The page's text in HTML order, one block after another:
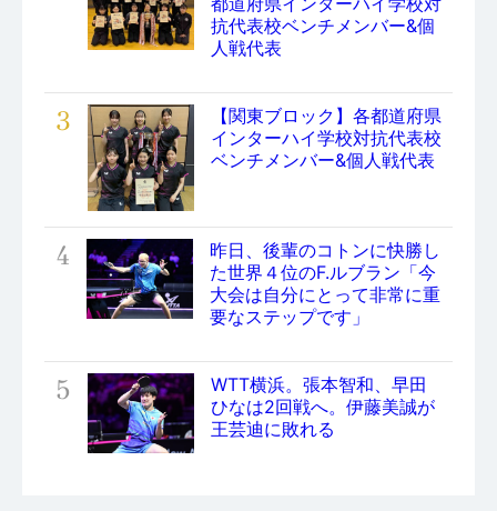
抗代表校ベンチメンバー&個
人戦代表
3
【関東ブロック】各都道府県
インターハイ学校対抗代表校
ベンチメンバー&個人戦代表
4
昨日、後輩のコトンに快勝し
た世界４位のF.ルブラン「今
大会は自分にとって非常に重
要なステップです」
5
WTT横浜。張本智和、早田
ひなは2回戦へ。伊藤美誠が
王芸迪に敗れる